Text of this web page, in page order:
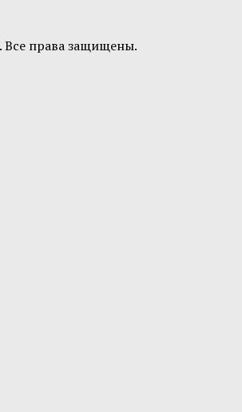
Все права защищены.